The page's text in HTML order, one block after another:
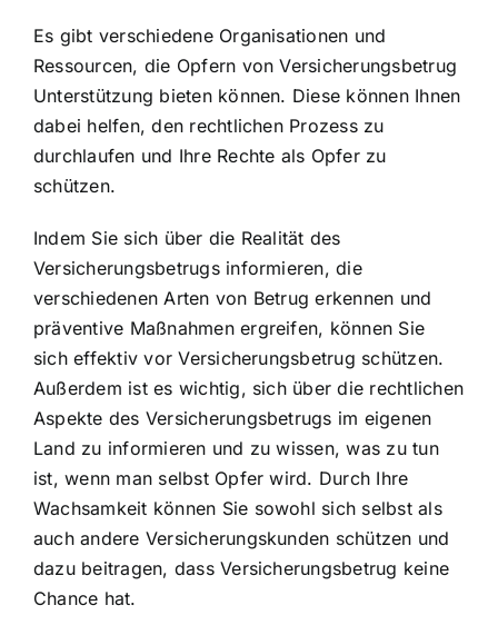
Es gibt verschiedene Organisationen und
Ressourcen, die Opfern von Versicherungsbetrug
Unterstützung bieten können. Diese können Ihnen
dabei helfen, den rechtlichen Prozess zu
durchlaufen und Ihre Rechte als Opfer zu
schützen.
Indem Sie sich über die Realität des
Versicherungsbetrugs informieren, die
verschiedenen Arten von Betrug erkennen und
präventive Maßnahmen ergreifen, können Sie
sich effektiv vor Versicherungsbetrug schützen.
Außerdem ist es wichtig, sich über die rechtlichen
Aspekte des Versicherungsbetrugs im eigenen
Land zu informieren und zu wissen, was zu tun
ist, wenn man selbst Opfer wird. Durch Ihre
Wachsamkeit können Sie sowohl sich selbst als
auch andere Versicherungskunden schützen und
dazu beitragen, dass Versicherungsbetrug keine
Chance hat.